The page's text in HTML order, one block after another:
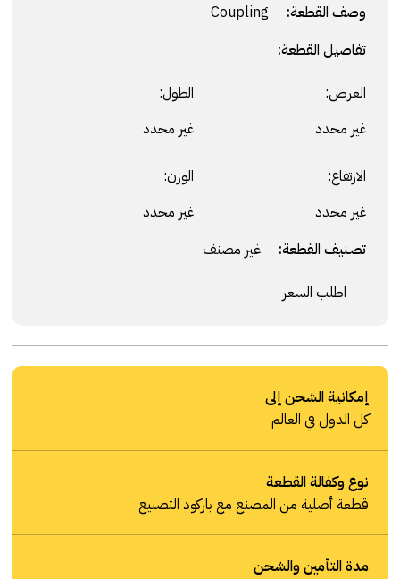
وصف القطعة:
تفاصيل القطعة:
العرض:
غير محدد
الطول:
غير محدد
الارتفاع:
غير محدد
الوزن:
غير محدد
تصنيف القطعة: غير مصنف
اطلب السعر
إمكانية الشحن إلى
كل الدول في العالم
نوع وكفالة القطعة
قطعة أصلية من المصنع مع باركود التصنيع
مدة التأمين والشحن